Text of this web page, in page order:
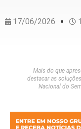
17/06/2026
Mais do que
destacar as
Nacional do